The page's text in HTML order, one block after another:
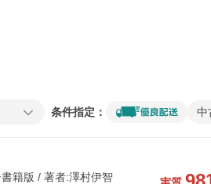
条件指定： 中
籍版 / 著者:澤村伊智